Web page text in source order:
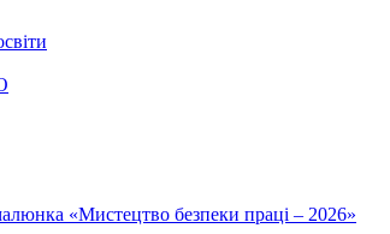
«Мистецтво безпеки праці – 2026»